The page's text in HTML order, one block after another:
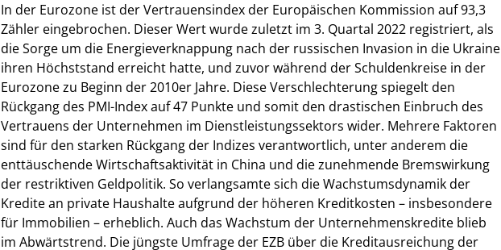
In der Eurozone ist der Vertrauensindex der Europäischen Kommission auf 93,3
Zähler eingebrochen. Dieser Wert wurde zuletzt im 3. Quartal 2022 registriert, als
die Sorge um die Energieverknappung nach der russischen Invasion in die Ukraine
ihren Höchststand erreicht hatte, und zuvor während der Schuldenkreise in der
Eurozone zu Beginn der 2010er Jahre. Diese Verschlechterung spiegelt den
Rückgang des PMI-Index auf 47 Punkte und somit den drastischen Einbruch des
Vertrauens der Unternehmen im Dienstleistungssektors wider. Mehrere Faktoren
sind für den starken Rückgang der Indizes verantwortlich, unter anderem die
enttäuschende Wirtschaftsaktivität in China und die zunehmende Bremswirkung
der restriktiven Geldpolitik. So verlangsamte sich die Wachstumsdynamik der
Kredite an private Haushalte aufgrund der höheren Kreditkosten – insbesondere
für Immobilien – erheblich. Auch das Wachstum der Unternehmenskredite blieb
im Abwärtstrend. Die jüngste Umfrage der EZB über die Kreditausreichung der